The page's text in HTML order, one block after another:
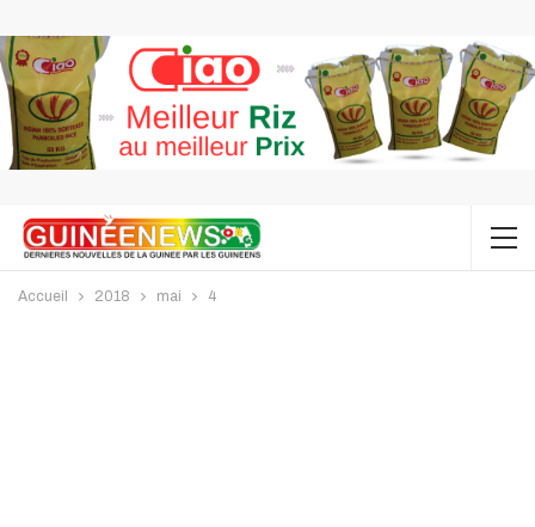
Accueil 2018 mai 4